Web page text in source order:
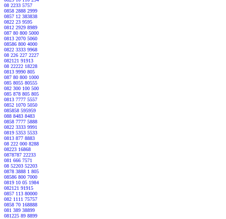
08 2233 5757
0858 2888 2999
0857 12 383838
0822 23 9595
0812 2929 8989
087 80 800 5000
0813 2070 5060
08586 800 4000
0822 3333 9968
08 226 227 2227
082121 91913
08 22222 18228
0813 9990 805
087 80 800 1000
085 8055 80555
082 300 100 500
085 878 805 805
0813 7777 5557
0852 1070 5050
085858 595959
088 8483 8483
0858 7777 5888
0822 3333 9991
0819 5353 5533
0813 877 8883
08 222 000 8288
08223 16868
0878787 22233
081 666 7571
08 52203 52203
0878 3888 1 805
08586 800 7000
0819 10 05 1984
082121 91915
0857 113 80000
082 1111 75757
0858 70 168888
081 389 38899
081225 89 8899